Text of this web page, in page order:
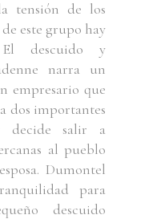
tensión de los
este grupo hay
El descuido y
narra un
empresario que
dos importantes
decide salir a
al pueblo
Dumontel
para
descuido